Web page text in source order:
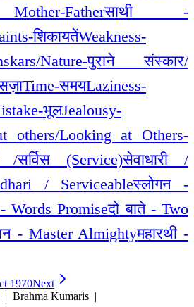
Fatherसाथी -
शिकायतेंWeakness-
Nature-पुराने संस्कार/
Time-समयLaziness-
भूलJealousy-
others/Looking at Others-
/सर्विस (Service)सेवाधारी /
/ Serviceableस्लोगन -
Words Promiseदो बाते - Two
- Master Almightyमहारथी -
1970Next
| Brahma Kumaris |